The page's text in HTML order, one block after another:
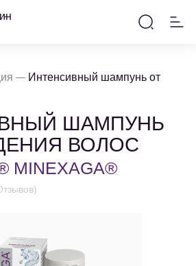
Интенсивный шампунь от
ШАМПУНЬ
ВОЛОС